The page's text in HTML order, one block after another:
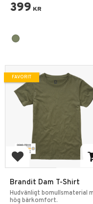
399 KR
Lägg till i favoriter
Brandit Dam T-Shirt
Hudvänligt bomullsmaterial
hög bärkomfort.
FAVORIT